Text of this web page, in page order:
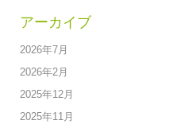
アーカイブ
2026年7月
2026年2月
2025年12月
2025年11月